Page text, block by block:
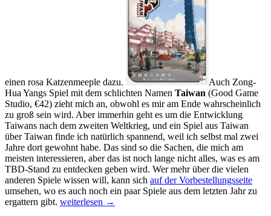
einen rosa Katzenmeeple dazu.
Auch Zong-
Hua Yangs Spiel mit dem schlichten Namen Taiwan (Good Game
Studio, €42) zieht mich an, obwohl es mir am Ende wahrscheinlich
zu groß sein wird. Aber immerhin geht es um die Entwicklung
Taiwans nach dem zweiten Weltkrieg, und ein Spiel aus Taiwan
über Taiwan finde ich natürlich spannend, weil ich selbst mal zwei
Jahre dort gewohnt habe. Das sind so die Sachen, die mich am
meisten interessieren, aber das ist noch lange nicht alles, was es am
TBD-Stand zu entdecken geben wird. Wer mehr über die vielen
anderen Spiele wissen will, kann sich auf der Vorbestellungsseite
umsehen, wo es auch noch ein paar Spiele aus dem letzten Jahr zu
ergattern gibt. Drei
weiterlesen →